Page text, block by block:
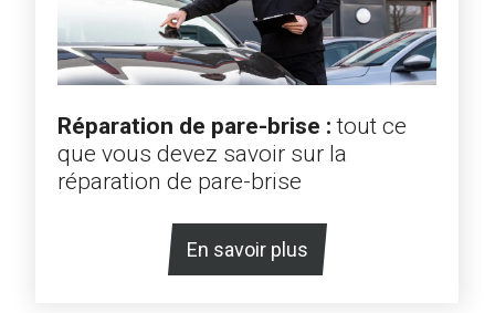
Réparation de pare-brise :tout ce
que vous devez savoir sur la
réparation de pare-brise
En savoir plus